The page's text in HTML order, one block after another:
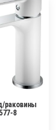
раковины
8